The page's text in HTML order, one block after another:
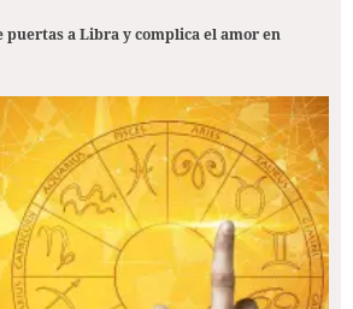
puertas a Libra y complica el amor en